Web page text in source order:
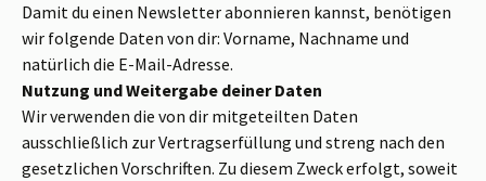
Damit du einen Newsletter abonnieren kannst, benötigen
wir folgende Daten von dir: Vorname, Nachname und
natürlich die E-Mail-Adresse.
Nutzung und Weitergabe deiner Daten
Wir verwenden die von dir mitgeteilten Daten
ausschließlich zur Vertragserfüllung und streng nach den
gesetzlichen Vorschriften. Zu diesem Zweck erfolgt, soweit